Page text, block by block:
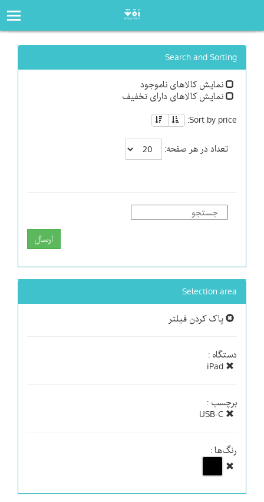
Search and Sorting
نمایش کالاهای ناموجود
نمایش کالاهای دارای تخفیف
Sort by price:
تعداد در هر صفحه:
ارسال
Selection area
پاک کردن فیلتر
دستگاه :
برچسب :
رنگ‌ها :